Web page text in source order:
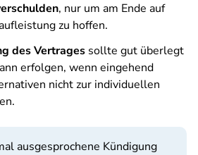
, nur um am Ende auf
zu hoffen.
des Vertrages sollte gut überlegt
erfolgen, wenn eingehend
nicht zur individuellen
ausgesprochene Kündigung